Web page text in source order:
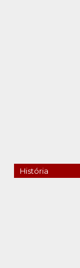
História